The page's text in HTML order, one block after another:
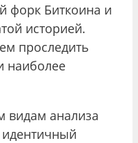
форк Биткоина и
историей.
проследить
наиболее
видам анализа
идентичный